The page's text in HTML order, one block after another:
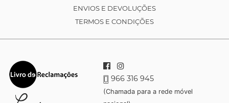
ENVIOS E DEVOLUÇÕES
TERMOS E CONDIÇÕES
966 316 945
(Chamada para a rede móvel